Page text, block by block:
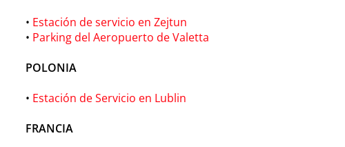
• Estación de servicio en Zejtun
• Parking del Aeropuerto de Valetta
POLONIA
• Estación de Servicio en Lublin
FRANCIA